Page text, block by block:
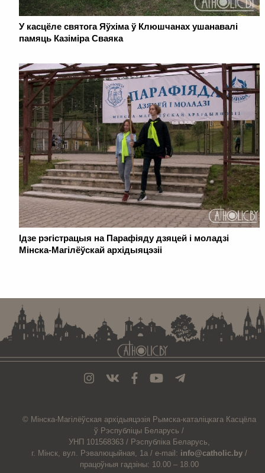
У касцёле святога Яўхіма ў Клюшчанах ушанавалі
памяць Казіміра Сваяка
Ідзе рэгістрацыя на Парафіяду дзяцей і моладзі
Мінска-Магілёўскай архідыяцэзіі
© Мiнска-Магiлёўская архiдыяцэзiя Рымска-каталіцкага Касцёла
ў Рэспубліцы Беларусь /
УНП 101568363 / Рэспубліка Беларусь,
г. Мінск, вул. Рэвалюцыйная, 1а / e-mail: info@catholic.by /
працоўныя гадзіны: 10.00 – 18.00